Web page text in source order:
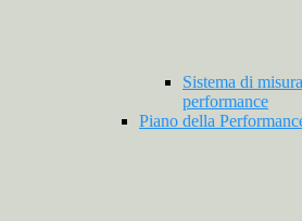
Sistema di
performance
Piano della